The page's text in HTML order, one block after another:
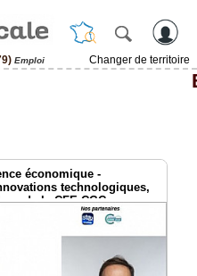
Emploi
Changer de territoire
économique -
technologiques,
de la CFE-CGC